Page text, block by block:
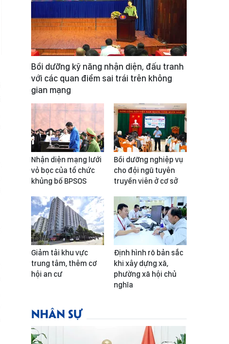
Bồi dưỡng kỹ năng nhận diện, đấu tranh
với các quan điểm sai trái trên không
gian mạng
Nhận diện mạng lưới
vỏ bọc của tổ chức
khủng bố BPSOS
Bồi dưỡng nghiệp vụ
cho đội ngũ tuyên
truyền viên ở cơ sở
Giảm tải khu vực
trung tâm, thêm cơ
hội an cư
Định hình rõ bản sắc
khi xây dựng xã,
phường xã hội chủ
nghĩa
NHÂN SỰ